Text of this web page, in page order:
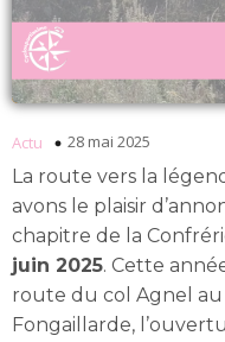
Actu 28 mai 2025
La route vers la
avons le plaisir
chapitre de la
juin 2025. Cette
route du col Agnel
Fongaillarde,